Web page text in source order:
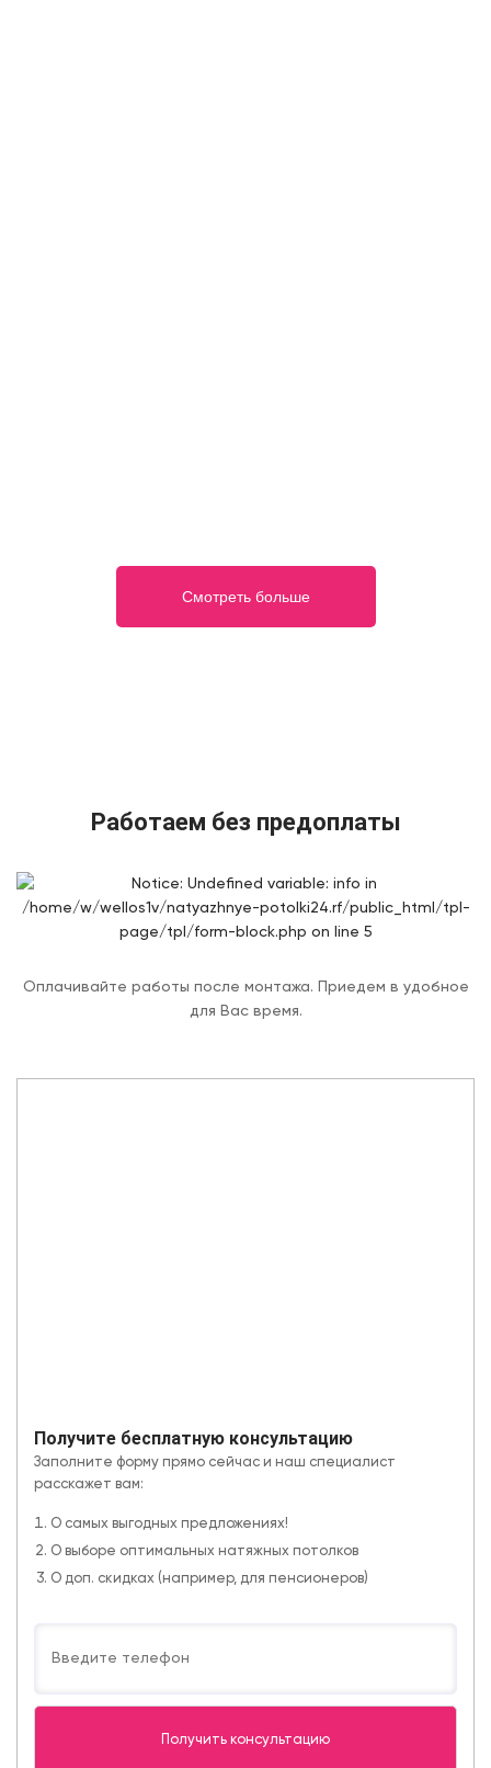
Смотреть больше
Работаем без предоплаты
Оплачивайте работы после монтажа. Приедем в удобное
для Вас время.
Получите бесплатную консультацию
Заполните форму прямо сейчас и наш специалист
расскажет вам:
О самых выгодных предложениях!
О выборе оптимальных натяжных потолков
О доп. скидках (например, для пенсионеров)